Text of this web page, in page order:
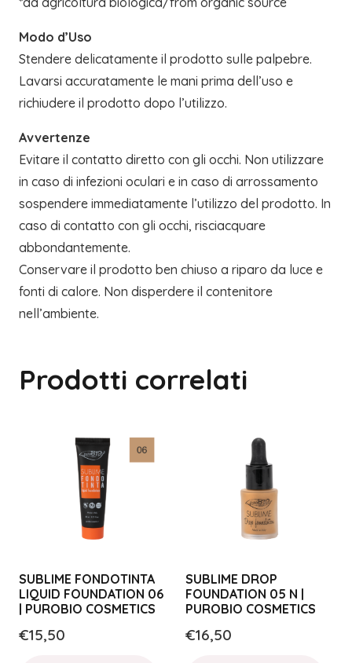
Modo d’Uso
Stendere delicatamente il prodotto sulle palpebre.
Lavarsi accuratamente le mani prima dell’uso e
richiudere il prodotto dopo l’utilizzo.
Avvertenze
Evitare il contatto diretto con gli occhi. Non utilizzare
in caso di infezioni oculari e in caso di arrossamento
sospendere immediatamente l’utilizzo del prodotto. In
caso di contatto con gli occhi, risciacquare
abbondantemente.
Conservare il prodotto ben chiuso a riparo da luce e
fonti di calore. Non disperdere il contenitore
nell’ambiente.
Prodotti correlati
SUBLIME FONDOTINTA
LIQUID FOUNDATION 06
| PUROBIO COSMETICS
€15,50
SUBLIME DROP
FOUNDATION 05 N |
PUROBIO COSMETICS
€16,50